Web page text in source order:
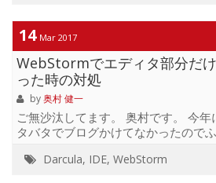
mysql 上のコマンドで立ち上げた
成して文字コード確認してみると下
exec -it mysql bash
-p Enter password: ...
14 Mar 2017
WebStormでエディタ部分だ
った時の対処
by奥村 健一
ご無沙汰してます。 奥村です。 今
タバタでブログかけてなかったので
ディングするぜ!っと思ったら↓こん
Darcula, IDE, WebStorm